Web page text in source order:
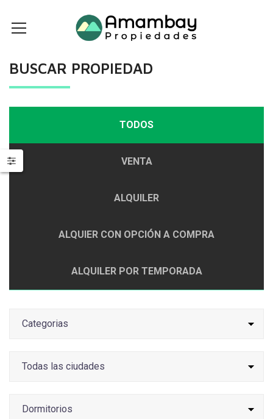
BUSCAR PROPIEDAD
TODOS
VENTA
ALQUILER
ALQUIER CON OPCIÓN A COMPRA
ALQUILER POR TEMPORADA